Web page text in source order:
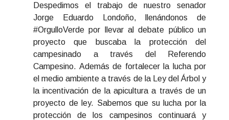
Despedimos el trabajo de nuestro senador
Jorge Eduardo Londoño, llenándonos de
#OrgulloVerde por llevar al debate público un
proyecto que buscaba la protección del
campesinado a través del Referendo
Campesino. Además de fortalecer la lucha por
el medio ambiente a través de la Ley del Árbol y
la incentivación de la apicultura a través de un
proyecto de ley. Sabemos que su lucha por la
protección de los campesinos continuará y